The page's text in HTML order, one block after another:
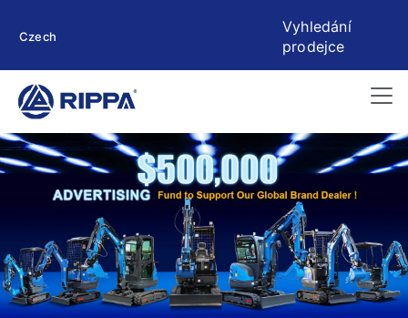
Czech
Vyhledání
prodejce
Rippa ****** oup